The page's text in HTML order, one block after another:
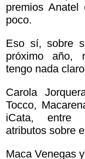
premios
poco.
Eso sí, sobre
próximo año,
tengo nada
Carola
Tocco,
iCata, entre
atributos sobre
Maca Venegas